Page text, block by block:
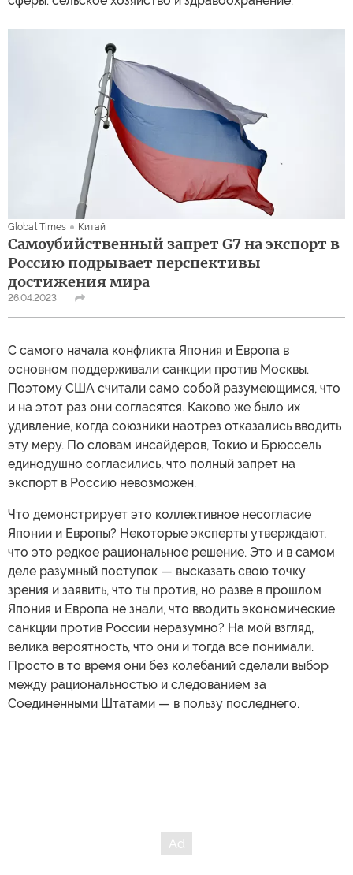
Global Times Китай
Самоубийственный запрет G7 на экспорт в
Россию подрывает перспективы
достижения мира
26.04.2023
С самого начала конфликта Япония и Европа в
основном поддерживали санкции против Москвы.
Поэтому США считали само собой разумеющимся, что
и на этот раз они согласятся. Каково же было их
удивление, когда союзники наотрез отказались вводить
эту меру. По словам инсайдеров, Токио и Брюссель
единодушно согласились, что полный запрет на
экспорт в Россию невозможен.
Что демонстрирует это коллективное несогласие
Японии и Европы? Некоторые эксперты утверждают,
что это редкое рациональное решение. Это и в самом
деле разумный поступок — высказать свою точку
зрения и заявить, что ты против, но разве в прошлом
Япония и Европа не знали, что вводить экономические
санкции против России неразумно? На мой взгляд,
велика вероятность, что они и тогда все понимали.
Просто в то время они без колебаний сделали выбор
между рациональностью и следованием за
Соединенными Штатами — в пользу последнего.